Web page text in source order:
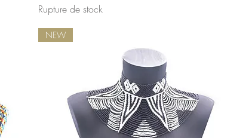
Rupture de stock
NEW